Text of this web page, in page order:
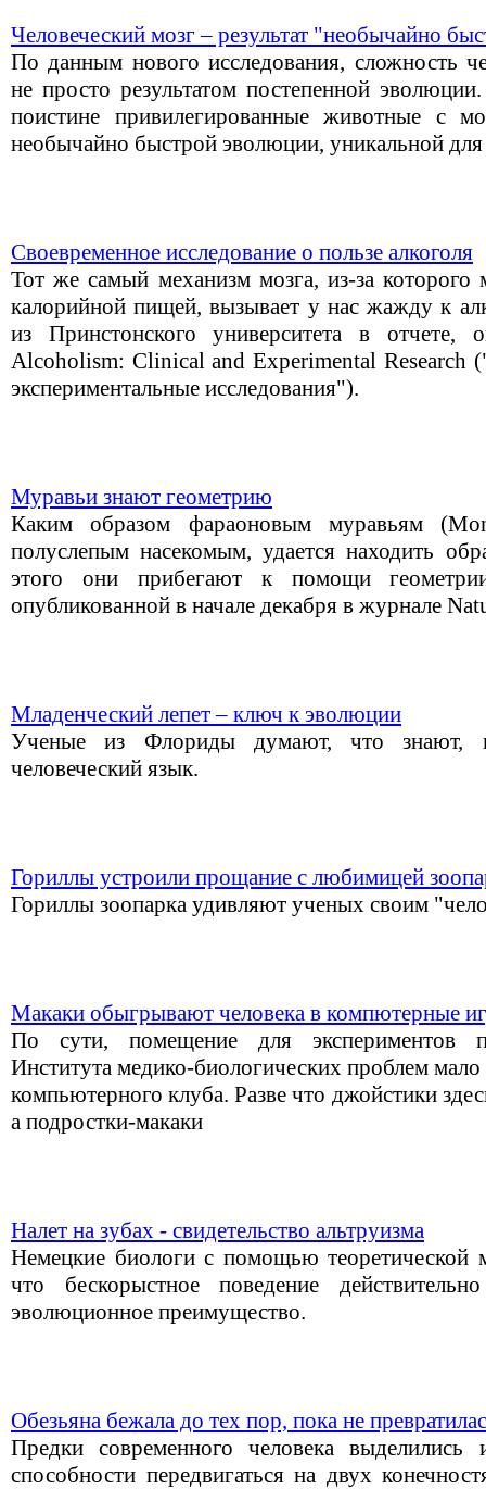
Человеческий мозг – результат "необычайно
По данным нового исследования, сложность
не просто результатом постепенной
поистине привилегированные животные с
необычайно быстрой эволюции, уникальной для
Своевременное исследование о пользе алкоголя
Тот же самый механизм мозга, из-за
калорийной пищей, вызывает у нас жажду к
из Принстонского университета в отчете,
Alcoholism: Clinical and Experimental Research
экспериментальные исследования").
Муравьи знают геометрию
Каким образом фараоновым муравьям
полуслепым насекомым, удается находить
этого они прибегают к помощи
опубликованной в начале декабря в журнале
Младенческий лепет – ключ к эволюции
Ученые из Флориды думают, что знают,
человеческий язык.
Гориллы устроили прощание с любимицей
Гориллы зоопарка удивляют ученых своим
Макаки обыгрывают человека в компютерные
По сути, помещение для экспериментов
Института медико-биологических проблем
компьютерного клуба. Разве что джойстики
а подростки-макаки
Налет на зубах - свидетельство альтруизма
Немецкие биологи с помощью теоретической
что бескорыстное поведение
эволюционное преимущество.
Обезьяна бежала до тех пор, пока не
Предки современного человека выделились
способности передвигаться на двух